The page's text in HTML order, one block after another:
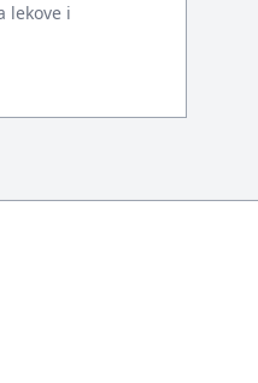
lekove i